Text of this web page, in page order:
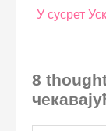
Post
У сусрет
8